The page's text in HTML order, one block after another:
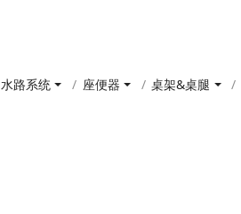
水路系统 座便器 桌架&桌腿